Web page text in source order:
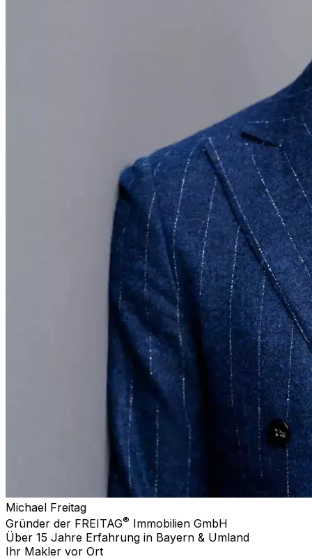
Michael Freitag
Gründer der FREITAG® Immobilien GmbH
Über 15 Jahre Erfahrung in Bayern & Umland
Ihr Makler vor Ort